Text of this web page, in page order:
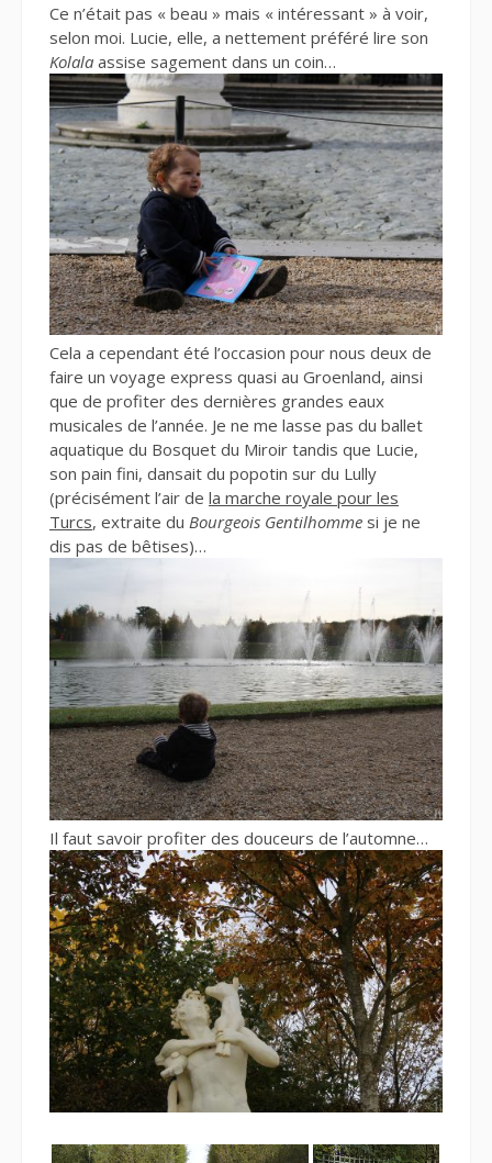
Ce n’était pas « beau » mais « intéressant » à voir,
selon moi. Lucie, elle, a nettement préféré lire son
Kolala assise sagement dans un coin…
Cela a cependant été l’occasion pour nous deux de
faire un voyage express quasi au Groenland, ainsi
que de profiter des dernières grandes eaux
musicales de l’année. Je ne me lasse pas du ballet
aquatique du Bosquet du Miroir tandis que Lucie,
son pain fini, dansait du popotin sur du Lully
(précisément l’air de la marche royale pour les
Turcs, extraite du Bourgeois Gentilhomme si je ne
dis pas de bêtises)…
Il faut savoir profiter des douceurs de l’automne…